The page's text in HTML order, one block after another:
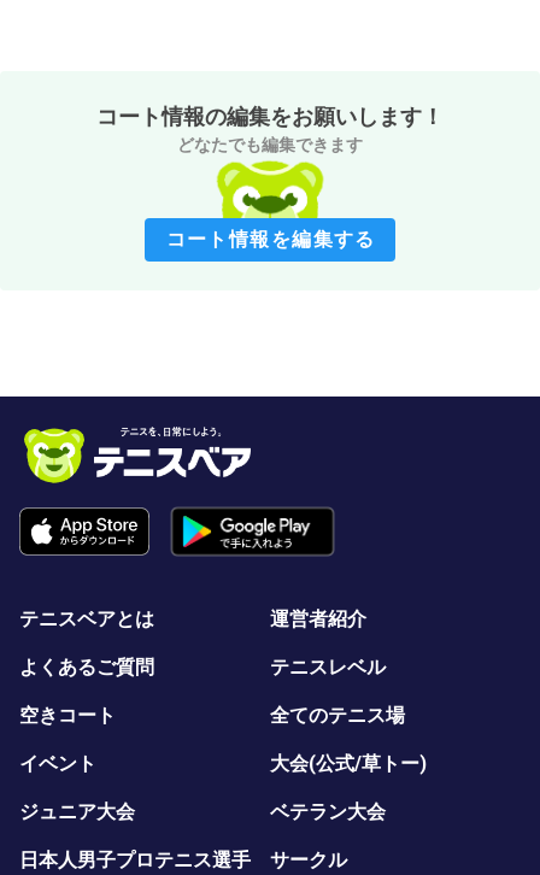
コート情報の編集をお願いします！
どなたでも編集できます
コート情報を編集する
テニスベアとは 運営者紹介
よくあるご質問 テニスレベル
空きコート 全てのテニス場
イベント 大会(公式/草トー)
ジュニア大会 ベテラン大会
日本人男子プロテニス選手 サークル